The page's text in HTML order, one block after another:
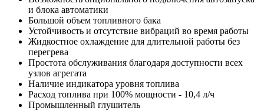
и блока автоматики
Большой объем топливного бака
Устойчивость и отсутствие вибраций во время работы
Жидкостное охлаждение для длительной работы без
перегрева
Простота обслуживания благодаря доступности всех
узлов агрегата
Наличие индикатора уровня топлива
Расход топлива при 100% мощности - 10,4 л/ч
Промышленный глушитель